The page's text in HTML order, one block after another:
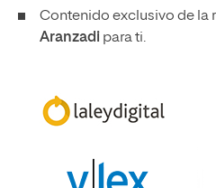
Contenido exclusivo de la
Aranzadi para ti.